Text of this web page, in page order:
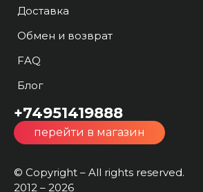
Доставка
Обмен и возврат
FAQ
Блог
+74951419888
перейти в магазин
© Copyright – All rights reserved.
2012 – 2026